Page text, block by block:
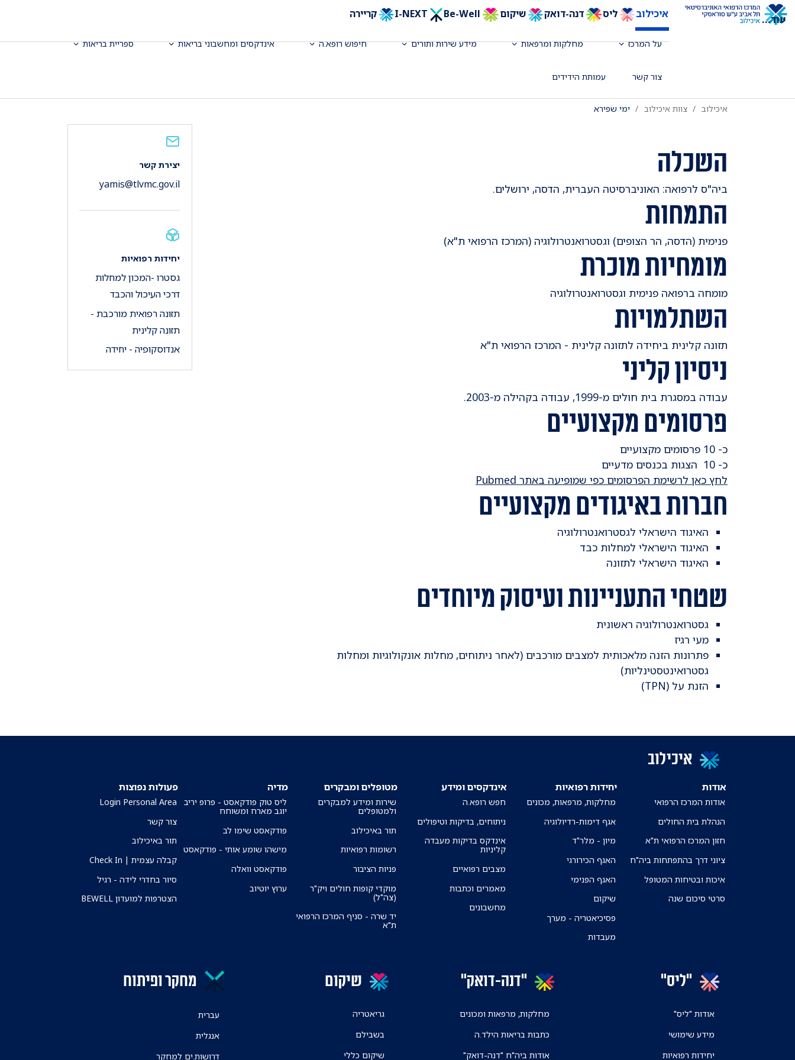
איכילוב ליס דנה-דואק שיקום Be-Well קריירה
על המרכז מחלקות ומרפאות מידע שירות ותורים חיפוש רופא.ה אינדקסים ומחשבוני בריאות ספריית בריאות
צור קשר עמותת הידידים
עוד...
מומחה לרפואה פנימית וגסטרואנטרולוגיה, רופא בכיר, המכון למחלות דרכי
העיכול והכבד (גסטרו)
איכילוב צוות איכילוב ימי שפירא
השכלה
ביה"ס לרפואה: האוניברסיטה העברית, הדסה, ירושלים.
התמחות
פנימית (הדסה, הר הצופים) וגסטרואנטרולוגיה (המרכז הרפואי ת"א)
מומחיות מוכרת
מומחה ברפואה פנימית וגסטרואנטרולוגיה
השתלמויות
תזונה קלינית ביחידה לתזונה קלינית - המרכז הרפואי ת"א
ניסיון קליני
עבודה במסגרת בית חולים מ-1999, עבודה בקהילה מ-2003.
פרסומים מקצועיים
כ- 10 פרסומים מקצועיים
כ- 10 הצגות בכנסים מדעיים
לחץ כאן לרשימת הפרסומים כפי שמופיעה באתר Pubmed
חברות באיגודים מקצועיים
האיגוד הישראלי לגסטרואנטרולוגיה
האיגוד הישראלי למחלות כבד
האיגוד הישראלי לתזונה
שטחי התעניינות ועיסוק מיוחדים
גסטרואנטרולוגיה ראשונית
מעי רגיז
פתרונות הזנה מלאכותית למצבים מורכבים (לאחר ניתוחים, מחלות אונקולוגיות ומחלות
גסטרואינטסטינליות)
הזנת על (TPN)
יצירת קשר
yamis@tlvmc.gov.il
יחידות רפואיות
גסטרו -המכון למחלות
דרכי העיכול והכבד
תזונה רפואית מורכבת -
תזונה קלינית
אנדוסקופיה - יחידה
איכילוב
אודות
אודות המרכז הרפואי
הנהלת בית החולים
חזון המרכז הרפואי ת"א
ציוני דרך בהתפתחות ביה"ח
איכות ובטיחות המטופל
סרטי סיכום שנה
יחידות רפואיות
מחלקות, מרפאות, מכונים
אגף דימות-רדיולוגיה
מיון - מלר"ד
האגף הכירורגי
האגף הפנימי
שיקום
פסיכיאטריה - מערך
מעבדות
אינדקסים ומידע
חפש רופא.ה
ניתוחים, בדיקות וטיפולים
אינדקס בדיקות מעבדה
קליניות
מצבים רפואיים
מאמרים וכתבות
מחשבונים
מטופלים ומבקרים
שירות ומידע למבקרים
ולמטופלים
תור באיכילוב
רשומות רפואיות
פניות הציבור
מוקדי קופות חולים ויק"ר
(צה"ל)
יד שרה - סניף המרכז הרפואי
ת"א
מדיה
ליס טוק פודקאסט - פרופ יריב
יוגב מארח ומשוחח
פודקאסט שימו לב
מישהו שומע אותי - פודקאסט
פודקאסט וואלה
ערוץ יוטיוב
פעולות נפוצות
Login Personal Area
צור קשר
תור באיכילוב
קבלה עצמית | Check In
סיור בחדרי לידה - רגיל
הצטרפות למועדון BEWELL
"ליס"
אודות "ליס"
מידע שימושי
יחידות רפואיות
"דנה-דואק"
מחלקות, מרפאות ומכונים
כתבות בריאות הילד.ה
אודות ביה"ח "דנה-דואק"
שיקום
גריאטריה
בשבילם
שיקום כללי
מחקר ופיתוח
עברית
אנגלית
דרושות.ים למחקר